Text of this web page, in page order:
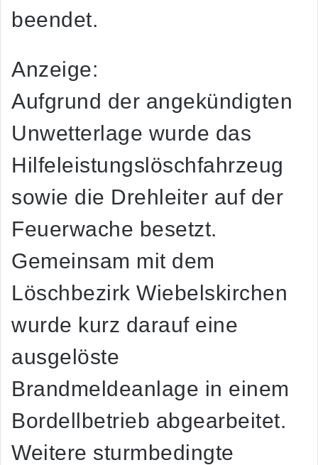
beendet.
Anzeige:
Aufgrund der angekündigten
Unwetterlage wurde das
Hilfeleistungslöschfahrzeug
sowie die Drehleiter auf der
Feuerwache besetzt.
Gemeinsam mit dem
Löschbezirk Wiebelskirchen
wurde kurz darauf eine
ausgelöste
Brandmeldeanlage in einem
Bordellbetrieb abgearbeitet.
Weitere sturmbedingte